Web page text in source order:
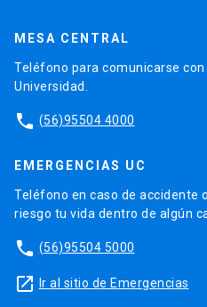
MESA CENTRAL
Teléfono para comunicarse
Universidad.
phone (56)95504 4000
EMERGENCIAS UC
Teléfono en caso de accidente
riesgo tu vida dentro de algún
phone (56)95504 5000
launch Ir al sitio de Emergencias